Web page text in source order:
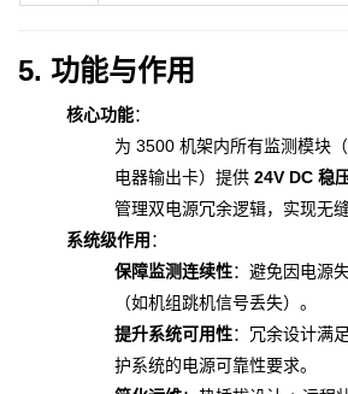
5. 功能与作用
核心功能：
为 3500 机架内所有监测模块
电器输出卡）提供 24V DC 稳
管理双电源冗余逻辑，实现无
系统级作用 ：
保障监测连续性：避免因电源
（如机组跳机信号丢失）。
提升系统可用性：冗余设计满
护系统的电源可靠性要求。